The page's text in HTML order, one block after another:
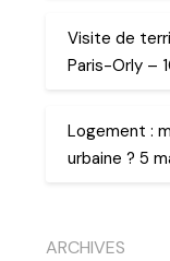
Visite de
Paris-Orly –
Logement :
urbaine ? 5
ARCHIVES